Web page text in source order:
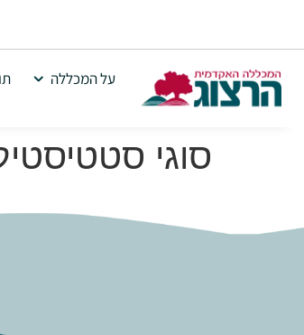
על המכללה
סוגי